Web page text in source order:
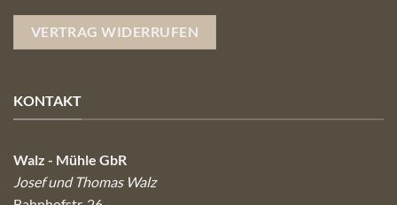
VERTRAG WIDERRUFEN
KONTAKT
Walz - Mühle GbR
Josef und Thomas Walz